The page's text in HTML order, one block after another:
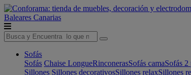
Baleares Canarias
Sofás
Sofás Chaise LongueRinconerasSofás camaSofás 2
Sillones Sillones decorativosSillones relaxSillones